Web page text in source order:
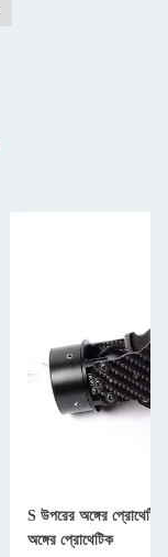
S উপরের অঙ্গের
অঙ্গের প্রোথেটিক